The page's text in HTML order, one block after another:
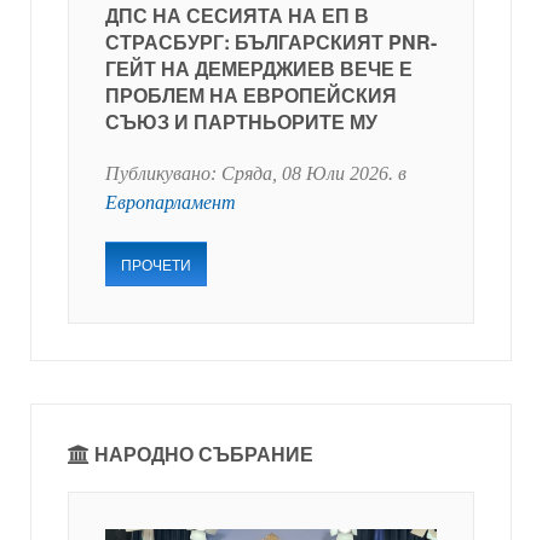
ДПС НА СЕСИЯТА НА ЕП В
СТРАСБУРГ: БЪЛГАРСКИЯТ PNR-
ГЕЙТ НА ДЕМЕРДЖИЕВ ВЕЧЕ Е
ПРОБЛЕМ НА ЕВРОПЕЙСКИЯ
СЪЮЗ И ПАРТНЬОРИТЕ МУ
Публикувано: Сряда, 08 Юли 2026. в
Европарламент
ПРОЧЕТИ
НАРОДНО СЪБРАНИЕ